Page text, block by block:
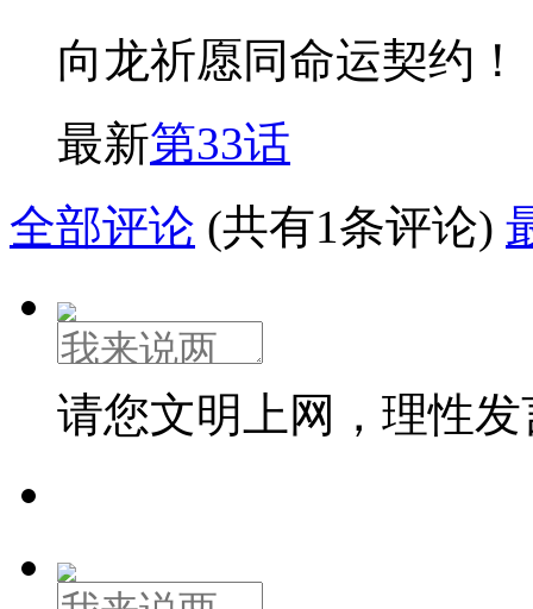
向龙祈愿同命运契约！
最新第33话
全部评论 (共有1条评论)
请您文明上网，理性